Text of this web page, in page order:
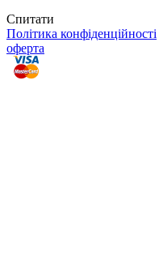
Спитати
Політика конфіденційності
оферта